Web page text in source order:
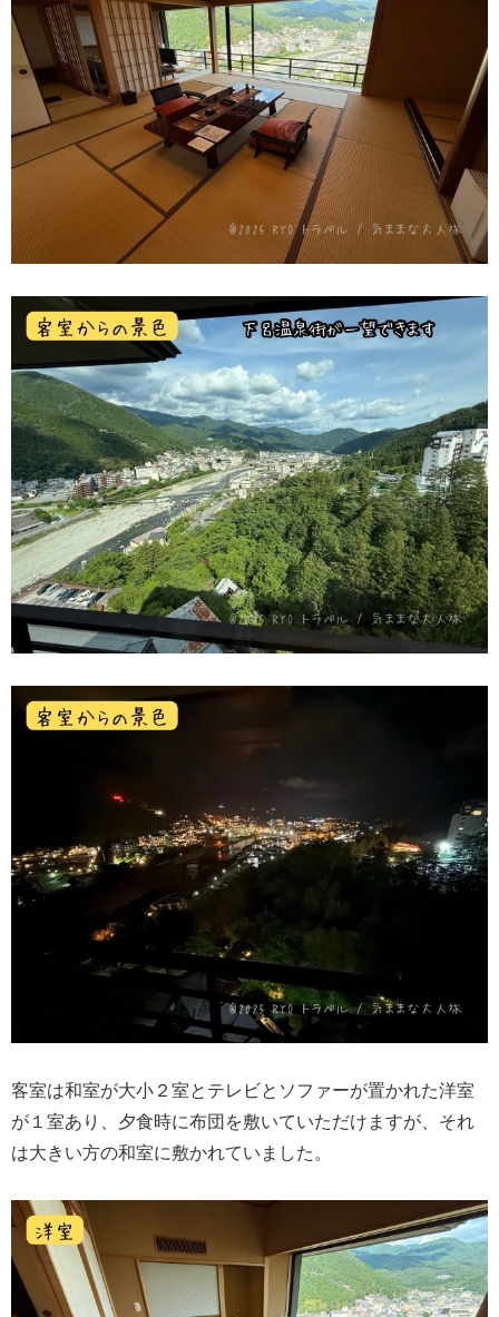
客室は和室が大小２室とテレビとソファーが置かれた洋室
が１室あり、夕食時に布団を敷いていただけますが、それ
は大きい方の和室に敷かれていました。